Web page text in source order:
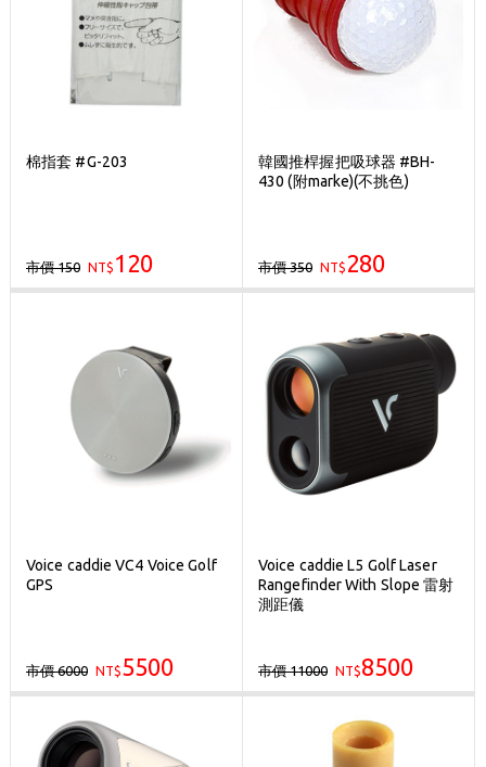
棉指套 #G-203
市價 150 NT$ 120
韓國推桿握把吸球器 #BH-
430 (附marke)(不挑色)
市價 350 NT$ 280
Voice caddie VC4 Voice Golf
GPS
市價 6000 NT$5500
Voice caddie L5 Golf Laser
Rangefinder With Slope 雷射
測距儀
市價 11000 NT$8500